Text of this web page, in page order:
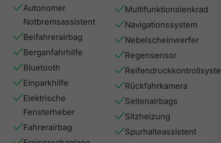
Autonomer
Notbremsassistent
Beifahrerairbag
Berganfahrhilfe
Bluetooth
Einparkhilfe
Elektrische
Fensterheber
Fahrerairbag
Multifunktionslenkrad
Navigationssystem
Nebelscheinwerfer
Regensensor
Rückfahrkamera
Seitenairbags
Sitzheizung
Spurhalteassistent